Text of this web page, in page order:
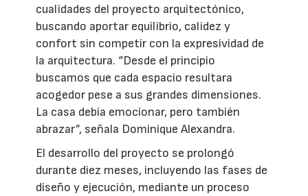
cualidades del proyecto arquitectónico,
buscando aportar equilibrio, calidez y
confort sin competir con la expresividad de
la arquitectura. “Desde el principio
buscamos que cada espacio resultara
acogedor pese a sus grandes dimensiones.
La casa debía emocionar, pero también
abrazar”, señala Dominique Alexandra.
El desarrollo del proyecto se prolongó
durante diez meses, incluyendo las fases de
diseño y ejecución, mediante un proceso